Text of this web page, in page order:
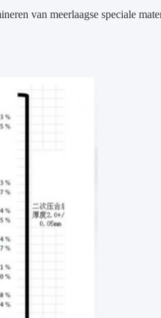
van meerlaagse speciale